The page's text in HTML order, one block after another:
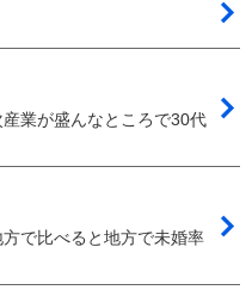
業が盛んなところで30代
で比べると地方で未婚率